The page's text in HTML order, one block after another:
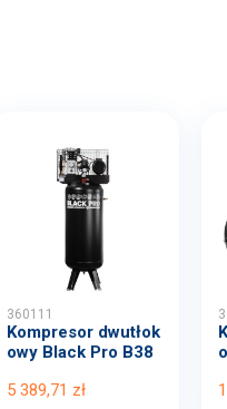
360111
Kompresor dwutłok
owy Black Pro B38
5 389,71 zł